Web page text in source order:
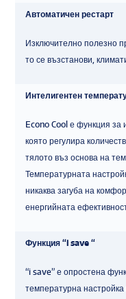
Автоматичен рестарт
Изключително полезно
то се възстанови,
Интелигентен
Econo Cool е функция за
която регулира
тялото въз основа на
Температурната
никаква загуба на
енергийната
Функция “i save “
“i save” е опростена
температурна